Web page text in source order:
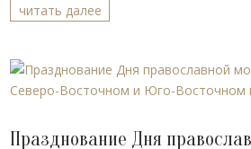
читать далее
Празднование Дня